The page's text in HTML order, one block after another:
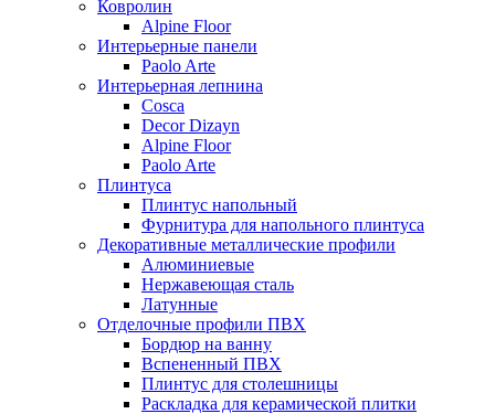
Ковролин
Alpine Floor
Интерьерные панели
Paolo Arte
Интерьерная лепнина
Cosca
Decor Dizayn
Alpine Floor
Paolo Arte
Плинтуса
Плинтус напольный
Фурнитура для напольного плинтуса
Декоративные металлические профили
Алюминиевые
Нержавеющая сталь
Латунные
Отделочные профили ПВХ
Бордюр на ванну
Вспененный ПВХ
Плинтус для столешницы
Раскладка для керамической плитки